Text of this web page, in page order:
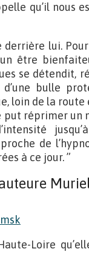
qu’il nous
derrière lui.
être
se détendit,
d’une bulle
loin de la route
réprimer un
de
à ce jour. ”
Loire